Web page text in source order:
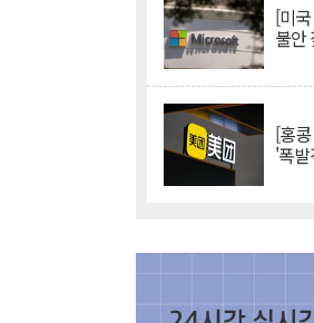
[미
불안
[홍
'폭